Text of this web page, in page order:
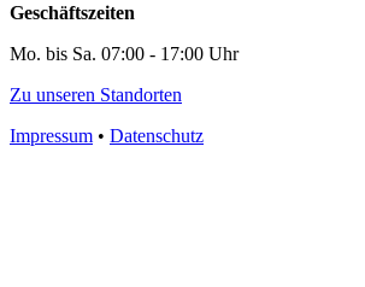
Geschäftszeiten
Mo. bis Sa. 07:00 - 17:00 Uhr
Zu unseren Standorten
Impressum • Datenschutz